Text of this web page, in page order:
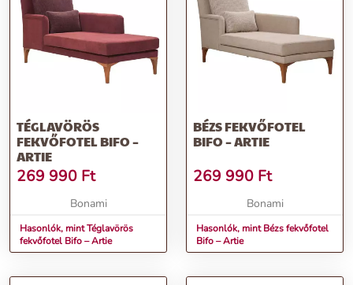
TÉGLAVÖRÖS
FEKVŐFOTEL BIFO –
ARTIE
269 990 Ft
Bonami
Hasonlók, mint Téglavörös
fekvőfotel Bifo – Artie
BÉZS FEKVŐFOTEL
BIFO – ARTIE
269 990 Ft
Bonami
Hasonlók, mint Bézs fekvőfotel
Bifo – Artie